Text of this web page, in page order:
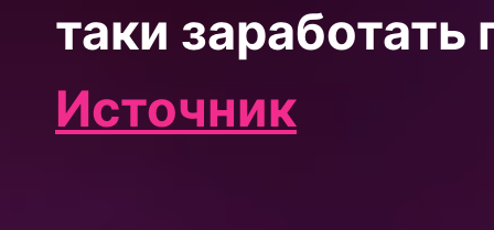
таки заработать
Источник